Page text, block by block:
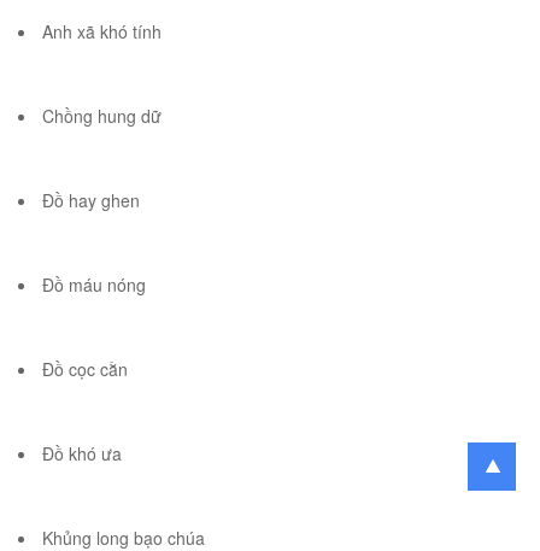
Anh xã khó tính
Chồng hung dữ
Đồ hay ghen
Đồ máu nóng
Đồ cọc cằn
Đồ khó ưa
Khủng long bạo chúa